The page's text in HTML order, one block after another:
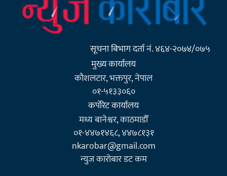
सूचना बिभाग दर्ता नं. ४६४-२०७४/०७५
मुख्य कार्यालय
कौशलटार, भक्तपुर, नेपाल
०१-५१३३०६०
कर्पाेरेट कार्यालय
मध्य बानेश्वर, काठमाडौँ
०१-४४७१४६८, ४४७८१३१
nkarobar@gmail.com
न्युज कारोबार डट कम